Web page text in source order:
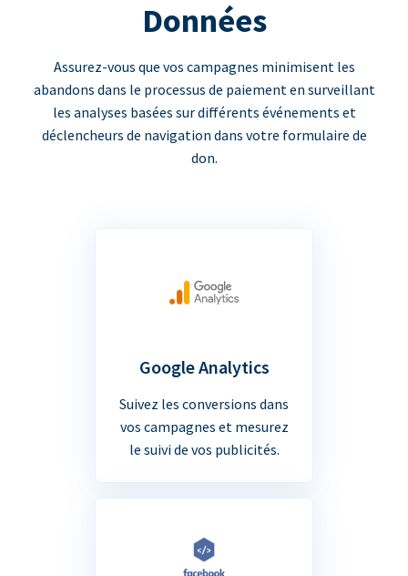
Données
Assurez-vous que vos campagnes minimisent les
abandons dans le processus de paiement en surveillant
les analyses basées sur différents événements et
déclencheurs de navigation dans votre formulaire de
don.
Google Analytics
Suivez les conversions dans
vos campagnes et mesurez
le suivi de vos publicités.